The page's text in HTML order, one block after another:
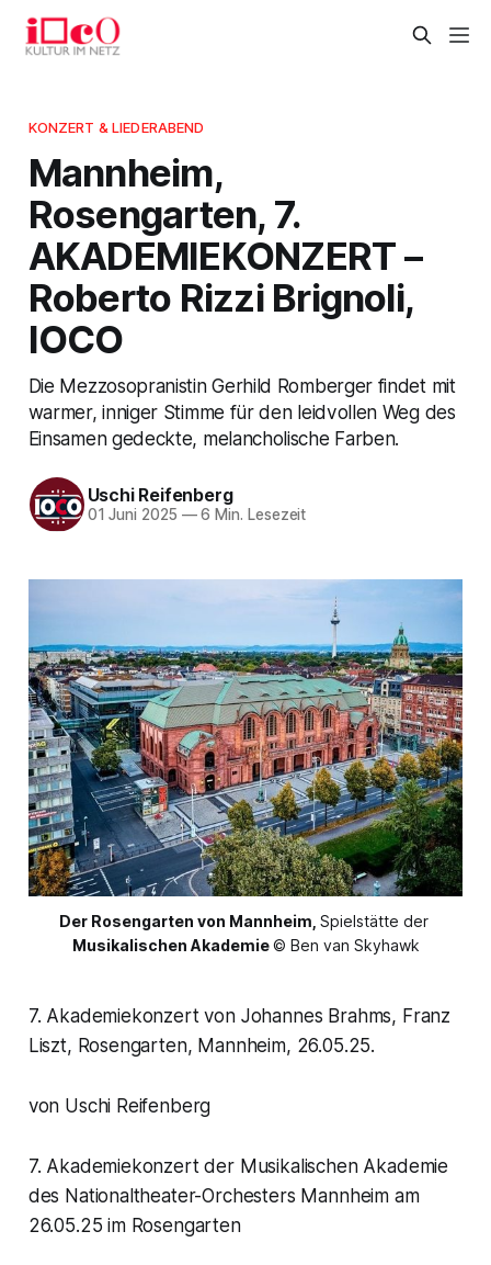
KONZERT & LIEDERABEND
Mannheim,
Rosengarten, 7.
AKADEMIEKONZERT –
Roberto Rizzi Brignoli,
IOCO
Die Mezzosopranistin Gerhild Romberger findet mit
warmer, inniger Stimme für den leidvollen Weg des
Einsamen gedeckte, melancholische Farben.
Uschi Reifenberg
01 Juni 2025 —6 Min. Lesezeit
Der Rosengarten von Mannheim,
Spielstätte der
Musikalischen Akademie© Ben van Skyhawk
7. Akademiekonzert von Johannes Brahms, Franz
Liszt, Rosengarten, Mannheim, 26.05.25.
von Uschi Reifenberg
7. Akademiekonzert der Musikalischen Akademie
des Nationaltheater-Orchesters Mannheim am
26.05.25 im Rosengarten